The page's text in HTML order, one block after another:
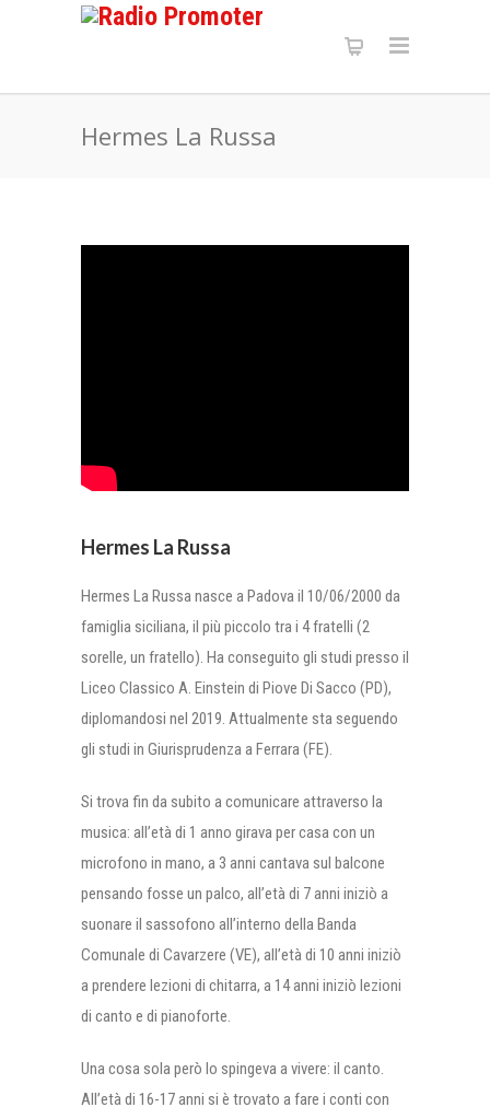
Hermes La Russa
Hermes La Russa
Hermes La Russa nasce a Padova il 10/06/2000 da
famiglia siciliana, il più piccolo tra i 4 fratelli (2
sorelle, un fratello). Ha conseguito gli studi presso il
Liceo Classico A. Einstein di Piove Di Sacco (PD),
diplomandosi nel 2019. Attualmente sta seguendo
gli studi in Giurisprudenza a Ferrara (FE).
Si trova fin da subito a comunicare attraverso la
musica: all’età di 1 anno girava per casa con un
microfono in mano, a 3 anni cantava sul balcone
pensando fosse un palco, all’età di 7 anni iniziò a
suonare il sassofono all’interno della Banda
Comunale di Cavarzere (VE), all’età di 10 anni iniziò
a prendere lezioni di chitarra, a 14 anni iniziò lezioni
di canto e di pianoforte.
Una cosa sola però lo spingeva a vivere: il canto.
All’età di 16-17 anni si è trovato a fare i conti con